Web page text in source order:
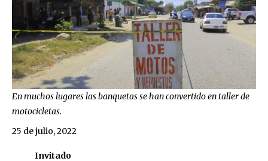
En muchos lugares las banquetas se han convertido en taller de
motocicletas.
Invitado
25 de julio, 2022